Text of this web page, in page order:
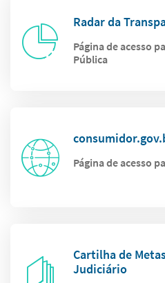
Radar da
Página de acesso
Pública
Página de acesso
Cartilha de
Judiciário